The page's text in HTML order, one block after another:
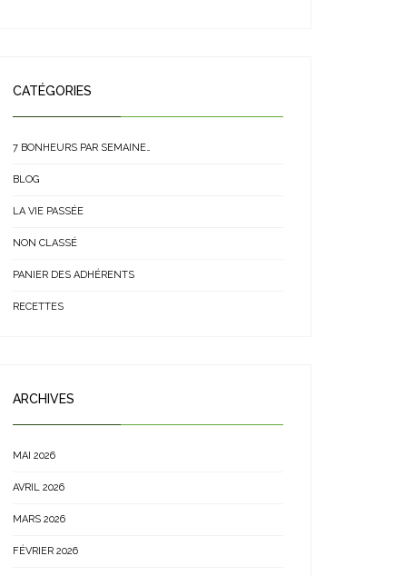
CATÉGORIES
7 BONHEURS PAR SEMAINE…
BLOG
LA VIE PASSÉE
NON CLASSÉ
PANIER DES ADHÉRENTS
RECETTES
ARCHIVES
MAI 2026
AVRIL 2026
MARS 2026
FÉVRIER 2026